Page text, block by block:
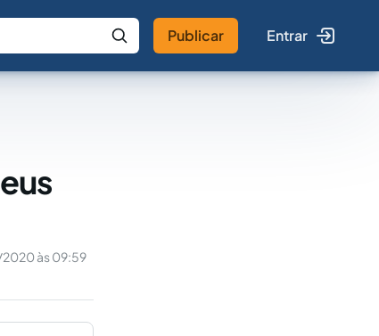
Buscar no Jus
Publicar Entrar
às 09:59